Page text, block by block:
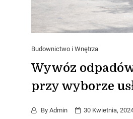
Budownictwo i Wnętrza
Wywóz
przy wyborze
By Admin 30 Kwietnia,